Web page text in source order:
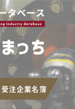
注企業名簿